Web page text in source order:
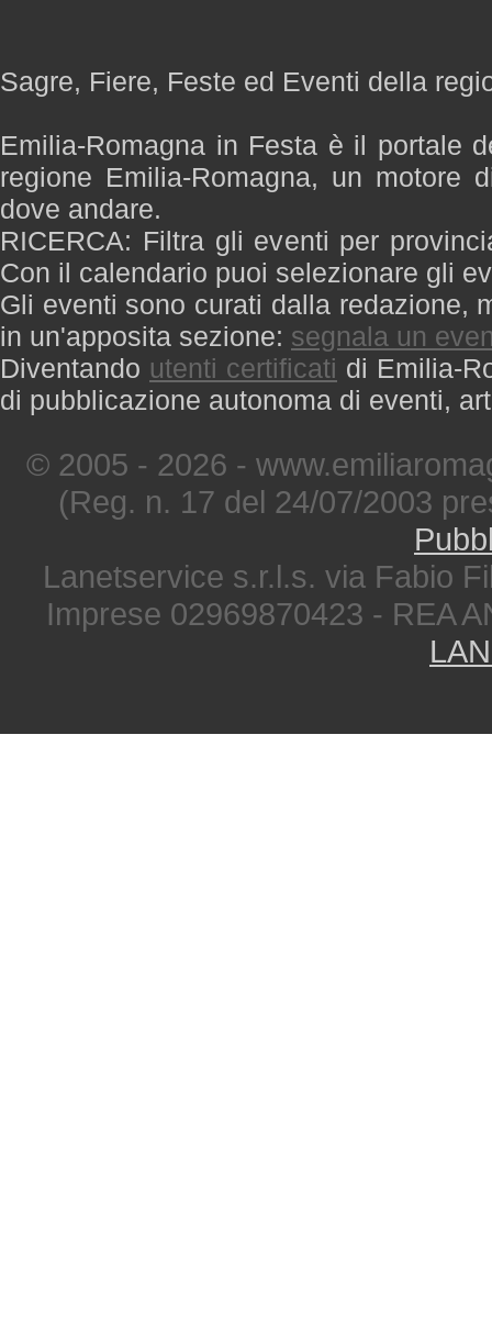
Sagre, Fiere, Feste ed Eventi della
Emilia-Romagna in Festa è il portale
regione Emilia-Romagna, un motore
dove andare.
RICERCA: Filtra gli eventi per
Con il calendario puoi selezionare gli
Gli eventi sono curati dalla redazione,
in un'apposita sezione: segnala un
Diventando utenti certificati di Emilia-
di pubblicazione autonoma di eventi,
© 2005 - 2026 -
(Reg. n. 17 del 24/07/2003
Lanetservice s.r.l.s. via Fabio
Imprese 02969870423 - REA